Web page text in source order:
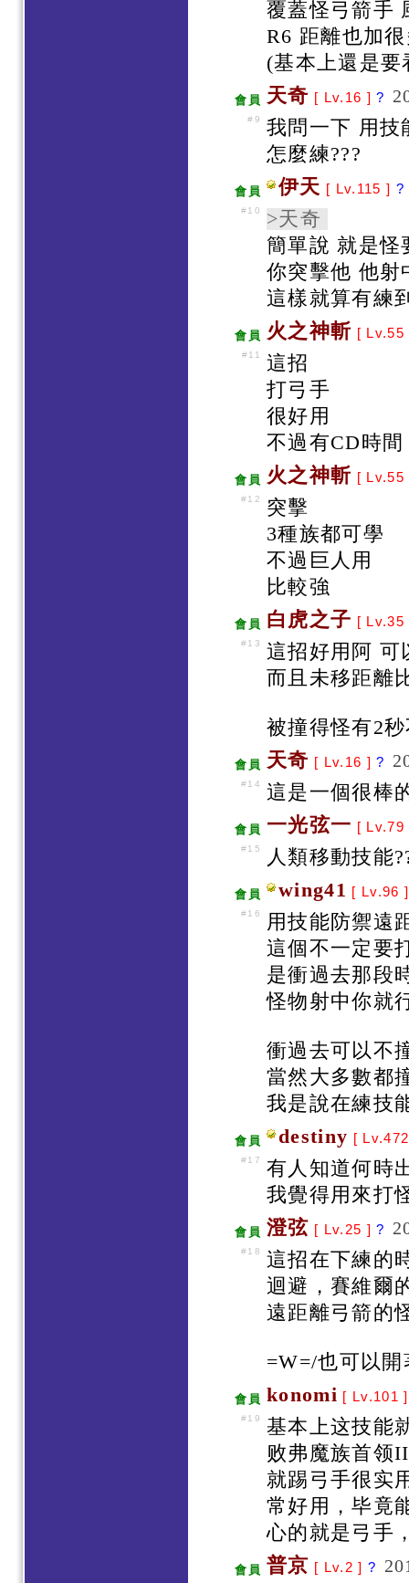
覆蓋怪弓箭手
R6 距離也加
(基本上還是要
會員 天奇 [ Lv.16 ]?
#9
我問一下 用
怎麼練???
會員 伊天 [ Lv.115 ] ?
#10
>天奇
簡單說 就是
你突擊他 他
這樣就算有練
會員 火之神斬 [
#11
這招
打弓手
很好用
不過有CD時間
會員 火之神斬 [
#12
突擊
3種族都可學
不過巨人用
比較強
會員 白虎之子 [
#13
這招好用阿 可
而且未移距離
被撞得怪有2
會員 天奇 [ Lv.16 ]?
#14 這是一個很棒
會員 一光弦一 [
#15 人類移動技能
會員 wing41 [ Lv.96
#16
用技能防禦遠
這個不一定要
是衝過去那段
怪物射中你就
衝過去可以不
當然大多數都
我是說在練技
會員 destiny [
#17
有人知道何時
我覺得用來打
會員 澄弦 [ Lv.25 ]?
#18
這招在下練的
迴避，賽維爾
遠距離弓箭的
=W=/也可以
會員 konomi [ Lv.101
#19
基本上这技能
败弗魔族首领
就踢弓手很实
常好用，毕竟
心的就是弓手
會員 普京 [ Lv.2 ]?